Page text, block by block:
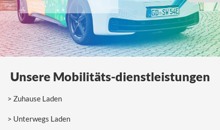
Unsere Mobilitäts-dienstleistungen
Zuhause Laden
Unterwegs Laden